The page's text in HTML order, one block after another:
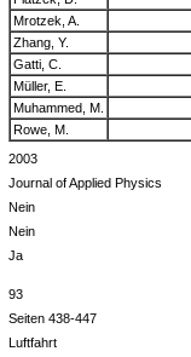
Mrotzek, A.
Zhang, Y.
Gatti, C.
Müller, E.
Muhammed, M.
Rowe, M.
2003
Journal of Applied Physics
Nein
Nein
Ja
93
Seiten 438-447
Luftfahrt